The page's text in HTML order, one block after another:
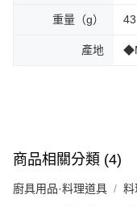
重量（g） 43
產地
商品相關分類 (4)
廚具用品·料理道具 料